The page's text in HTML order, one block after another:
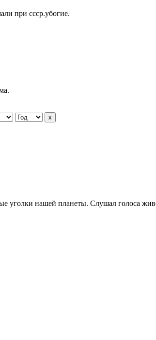
при ссср.убогие.
уголки нашей планеты. Слушал